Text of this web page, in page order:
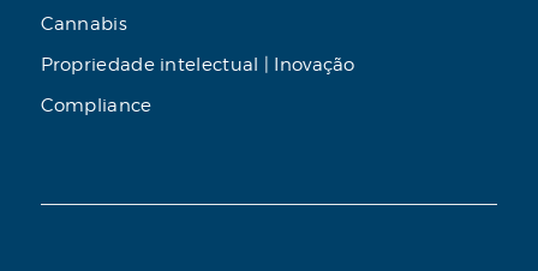
Cannabis
Propriedade intelectual | Inovação
Compliance